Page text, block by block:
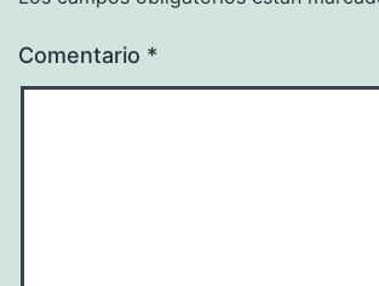
Comentario *